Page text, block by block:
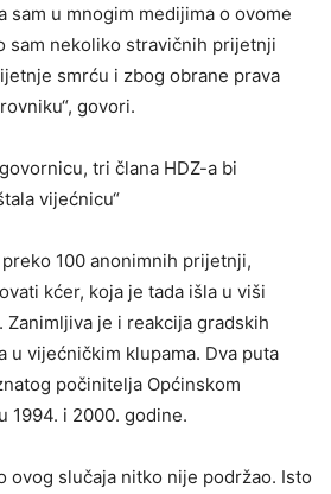
sam u mnogim medijima o ovome
sam nekoliko stravičnih prijetnji
smrću i zbog obrane prava
govori.
tri člana HDZ-a bi
vijećnicu“
100 anonimnih prijetnji,
kćer, koja je tada išla u viši
je i reakcija gradskih
u vijećničkim klupama. Dva puta
počinitelja Općinskom
1994. i 2000. godine.
ovog slučaja nitko nije podržao. Isto